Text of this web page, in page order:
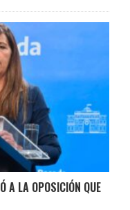
A LA OPOSICIÓN QUE